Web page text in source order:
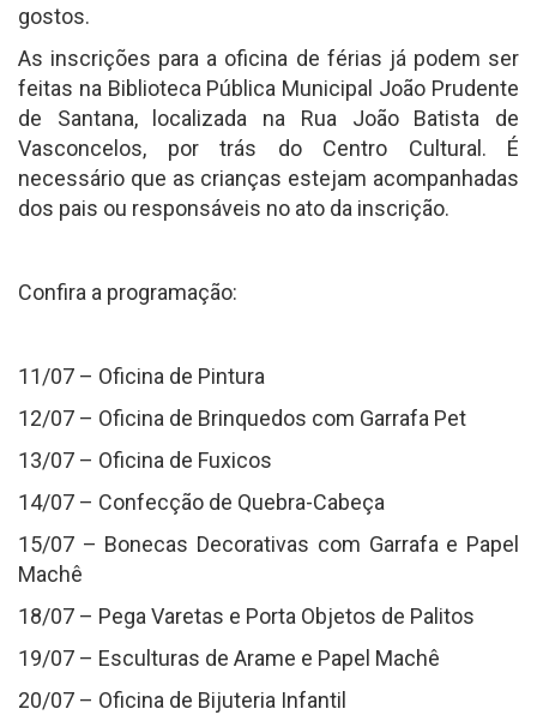
gostos.
As inscrições para a oficina de férias já podem ser
feitas na Biblioteca Pública Municipal João Prudente
de Santana, localizada na Rua João Batista de
Vasconcelos, por trás do Centro Cultural. É
necessário que as crianças estejam acompanhadas
dos pais ou responsáveis no ato da inscrição.
Confira a programação:
11/07 – Oficina de Pintura
12/07 – Oficina de Brinquedos com Garrafa Pet
13/07 – Oficina de Fuxicos
14/07 – Confecção de Quebra-Cabeça
15/07 – Bonecas Decorativas com Garrafa e Papel
Machê
18/07 – Pega Varetas e Porta Objetos de Palitos
19/07 – Esculturas de Arame e Papel Machê
20/07 – Oficina de Bijuteria Infantil